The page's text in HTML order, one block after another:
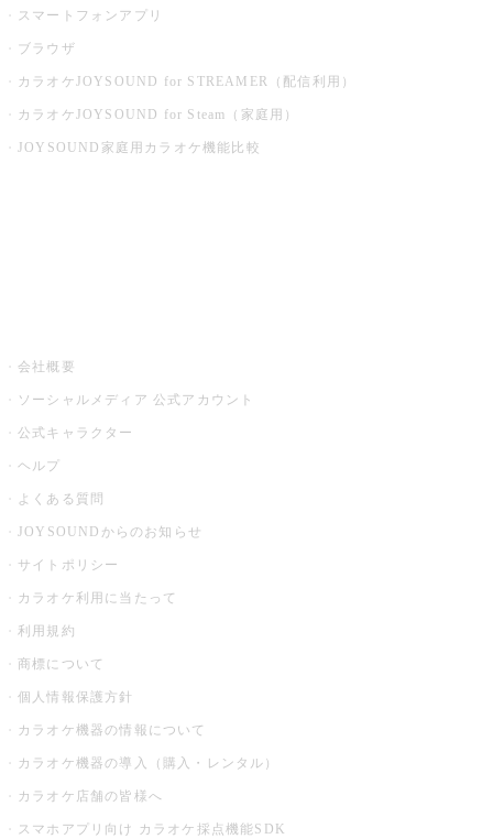
スマートフォンアプリ
ブラウザ
カラオケJOYSOUND for STREAMER（配信利用）
カラオケJOYSOUND for Steam（家庭用）
JOYSOUND家庭用カラオケ機能比較
会社概要
ソーシャルメディア 公式アカウント
公式キャラクター
ヘルプ
よくある質問
JOYSOUNDからのお知らせ
サイトポリシー
カラオケ利用に当たって
利用規約
商標について
個人情報保護方針
カラオケ機器の情報について
カラオケ機器の導入（購入・レンタル）
カラオケ店舗の皆様へ
スマホアプリ向け カラオケ採点機能SDK